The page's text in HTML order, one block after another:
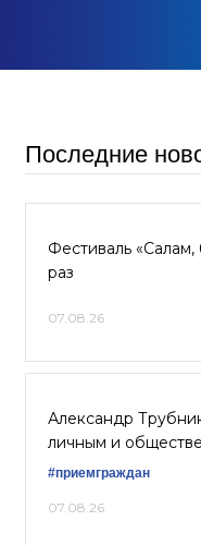
Последние
Фестиваль «Салам,
раз
07.08.26
Александр
личным и
#приемграждан
07.08.26